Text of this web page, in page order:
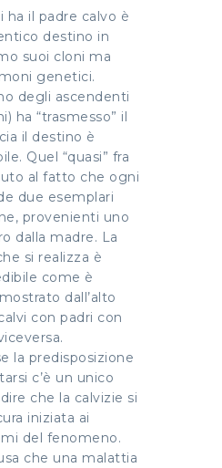
ha il padre calvo è
destino in
suoi cloni ma
genetici.
degli ascendenti
ha “trasmesso” il
il destino è
Quel “quasi” fra
al fatto che ogni
due esemplari
provenienti uno
dalla madre. La
si realizza è
come è
dall’alto
con padri con
la predisposizione
c’è un unico
che la calvizie si
iniziata ai
del fenomeno.
che una malattia